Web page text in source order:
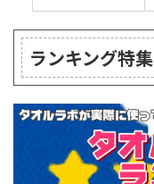
ランキング特集